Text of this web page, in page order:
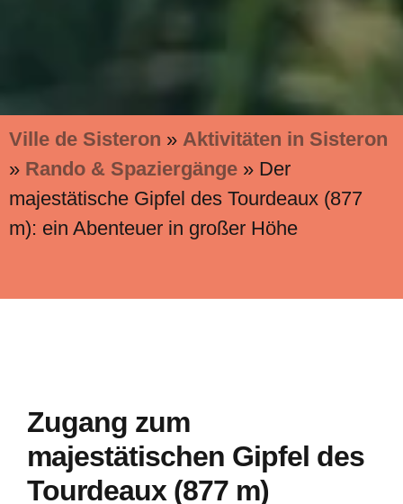
Ville de Sisteron » Aktivitäten in Sisteron
» Rando & Spaziergänge » Der
majestätische Gipfel des Tourdeaux (877
m): ein Abenteuer in großer Höhe
Zugang zum
majestätischen Gipfel des
Tourdeaux (877 m)